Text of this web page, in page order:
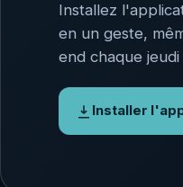
Installez
en un geste,
end chaque
Installer